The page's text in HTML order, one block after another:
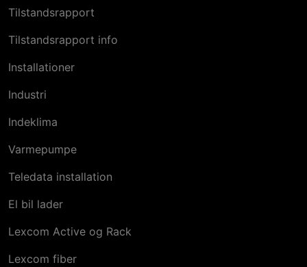
Tilstandsrapport
Tilstandsrapport info
Installationer
Industri
Indeklima
Varmepumpe
Teledata installation
El bil​ lader
Lexcom Active og Rack
Lexcom fiber